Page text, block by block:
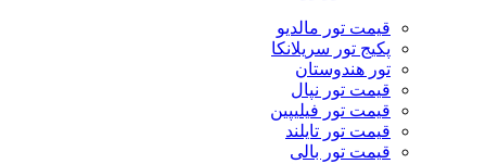
قیمت تور مالدیو
پکیج تور سریلانکا
تور هندوستان
قیمت تور نپال
قیمت تور فیلیپین
قیمت تور تایلند
قیمت تور بالی